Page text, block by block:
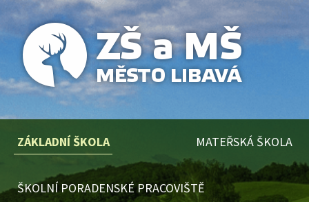
ZÁKLADNÍ ŠKOLA MATEŘSKÁ ŠKOLA
ŠKOLNÍ PORADENSKÉ PRACOVIŠTĚ